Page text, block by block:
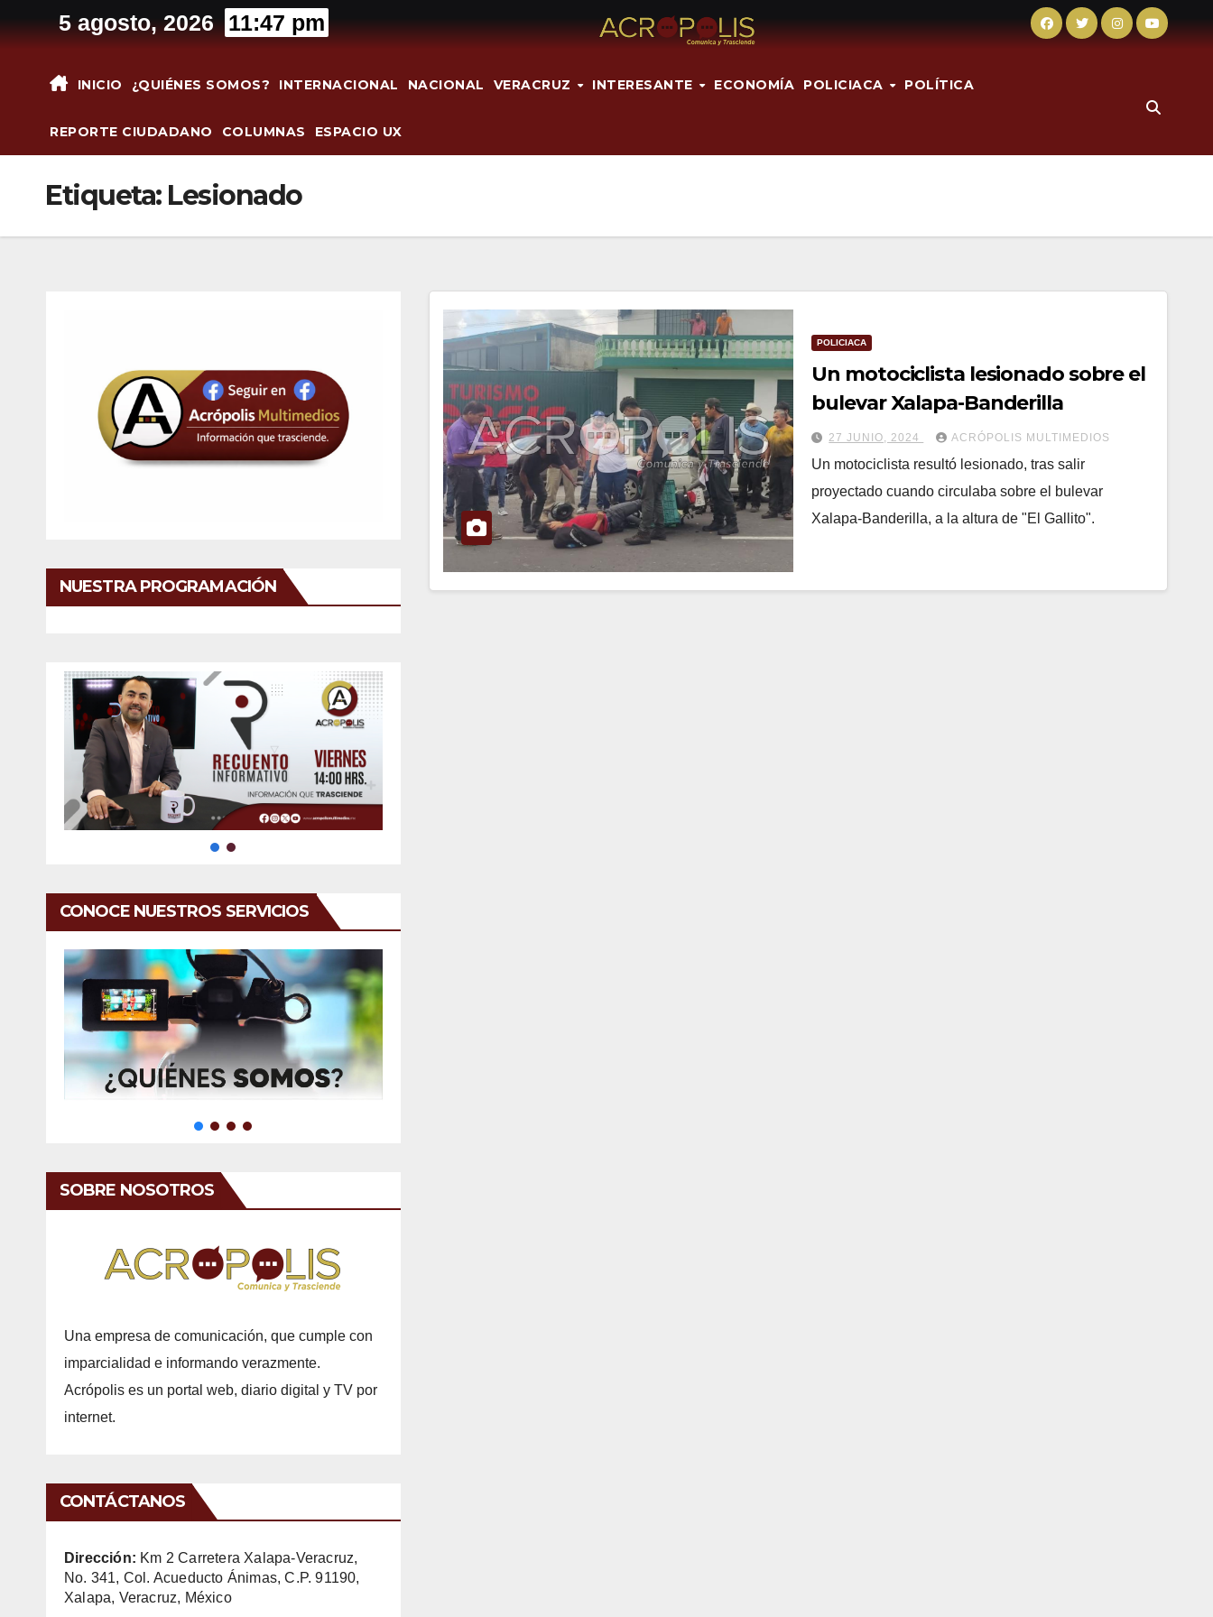
al
5 agosto, 2026 11:47 pm
INICIO ¿QUIÉNES SOMOS? INTERNACIONAL NACIONAL VERACRUZ INTERESANTE ECONOMÍA POLICIACA POLÍTICA
REPORTE CIUDADANO COLUMNAS ESPACIO UX
Etiqueta: Lesionado
NUESTRA PROGRAMACIÓN
CONOCE NUESTROS SERVICIOS
SOBRE NOSOTROS
Una empresa de comunicación, que cumple con
imparcialidad e informando verazmente.
Acrópolis es un portal web, diario digital y TV por
internet.
CONTÁCTANOS
Dirección: Km 2 Carretera Xalapa-Veracruz,
No. 341, Col. Acueducto Ánimas, C.P. 91190,
Xalapa, Veracruz, México
POLICIACA
Un motociclista lesionado sobre el
bulevar Xalapa-Banderilla
27 JUNIO, 2024 ACRÓPOLIS MULTIMEDIOS
Un motociclista resultó lesionado, tras salir
proyectado cuando circulaba sobre el bulevar
Xalapa-Banderilla, a la altura de "El Gallito".